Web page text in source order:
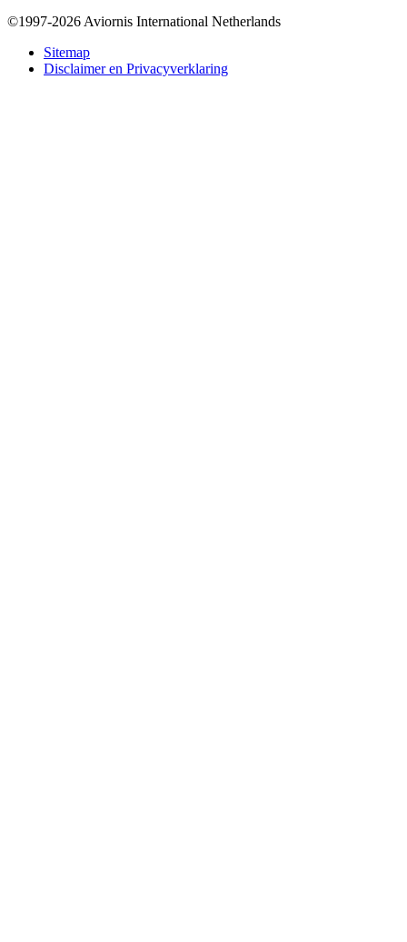
Bottom
©1997-2026 Aviornis International Netherlands
Sitemap
Disclaimer en Privacyverklaring